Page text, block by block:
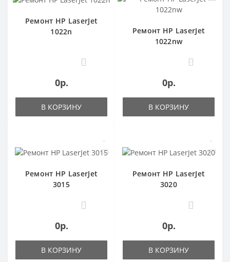
Ремонт HP LaserJet
1022n
0
0р.
В КОРЗИНУ
Ремонт HP LaserJet
1022nw
0
0р.
В КОРЗИНУ
Ремонт HP LaserJet
3015
0
0р.
В КОРЗИНУ
Ремонт HP LaserJet
3020
0
0р.
В КОРЗИНУ